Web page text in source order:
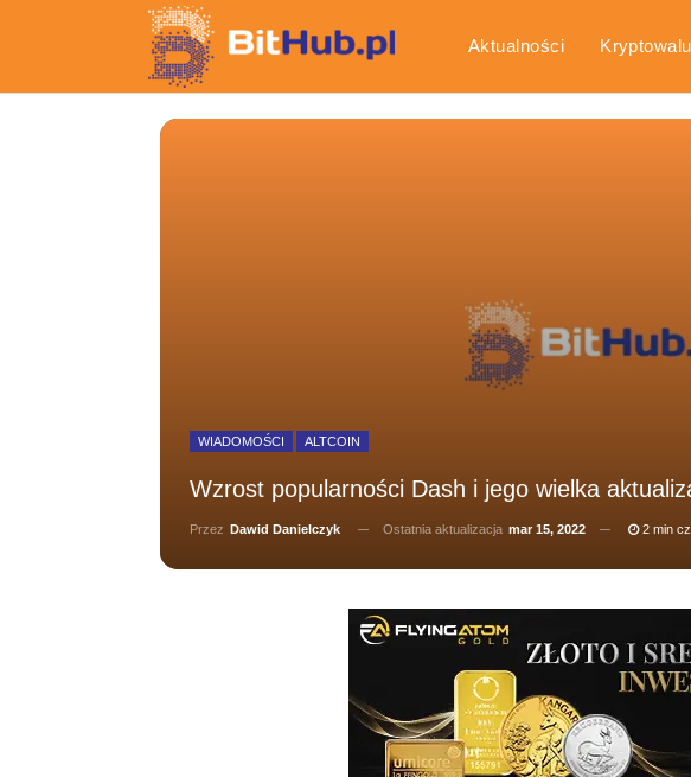
Aktualności
WIADOMOŚCI ALTCOIN
Wzrost popularności Dash i jego wielka
Przez Dawid Danielczyk Ostatnia aktualizacja mar 15, 2022 2 min